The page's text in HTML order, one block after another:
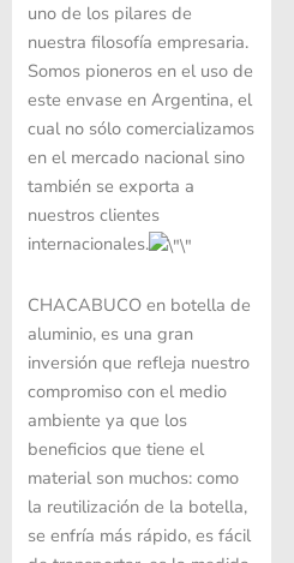
uno de los pilares de
nuestra filosofía empresaria.
Somos pioneros en el uso de
este envase en Argentina, el
cual no sólo comercializamos
en el mercado nacional sino
también se exporta a
nuestros clientes
internacionales.
CHACABUCO en botella de
aluminio, es una gran
inversión que refleja nuestro
compromiso con el medio
ambiente ya que los
beneficios que tiene el
material son muchos: como
la reutilización de la botella,
se enfría más rápido, es fácil